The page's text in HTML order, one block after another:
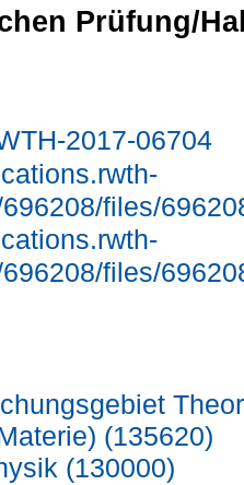
Prüfung/
2017-06704
files/
files/
(135620)
(130000)